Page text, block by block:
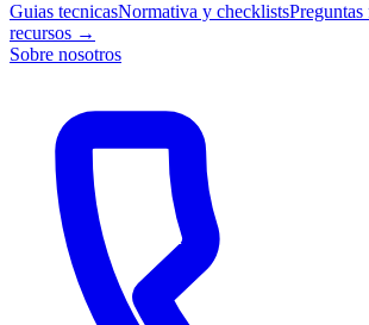
Guias tecnicasNormativa y checklistsPreguntas
recursos →
Sobre nosotros